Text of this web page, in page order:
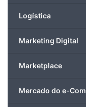
Logística
Marketing Digital
Marketplace
Mercado do e-